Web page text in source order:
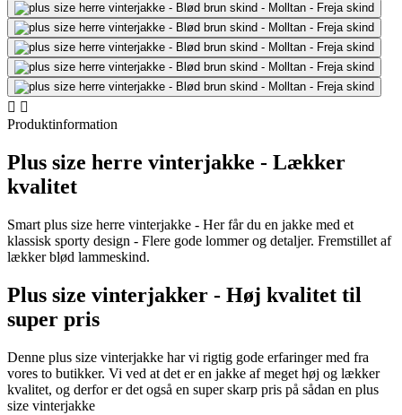
 
Produktinformation
Plus size herre vinterjakke - Lækker
kvalitet
Smart plus size herre vinterjakke - Her får du en jakke med et
klassisk sporty design - Flere gode lommer og detaljer. Fremstillet af
lækker blød lammeskind.
Plus size vinterjakker - Høj kvalitet til
super pris
Denne plus size vinterjakke har vi rigtig gode erfaringer med fra
vores to butikker. Vi ved at det er en jakke af meget høj og lækker
kvalitet, og derfor er det også en super skarp pris på sådan en plus
size vinterjakke